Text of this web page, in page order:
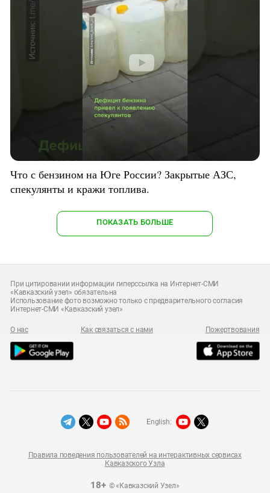
Что с бензином на Юге России? Закрытые АЗС,
спекулянты и кражи топлива.
ПОКАЗАТЬ БОЛЬШЕ
При цитировании информации гиперссылка на Интернет-СМИ
«Кавказский узел» обязательна
Использование фото возможно только с предварительного согласия
Интернет-СМИ «Кавказский узел»
О нас Как связаться с нами Пожертвования
18+© «Кавказский Узел»
Правила поведения пользователей на интерактивных сервисах
Кавказского Узла
English: